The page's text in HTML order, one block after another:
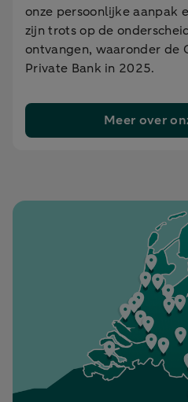
onze persoonlijke aanpak
zijn trots op de
ontvangen, waaronder de
Private Bank in 2025.
Meer over